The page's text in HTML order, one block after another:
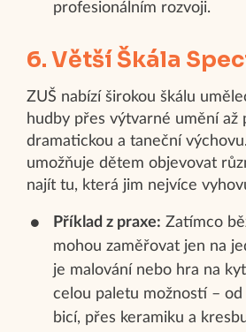
profesionálním rozvoji.
6. Větší Škála
ZUŠ nabízí širokou škálu
hudby přes výtvarné umění až
dramatickou a taneční
umožňuje dětem objevovat
najít tu, která jim nejvíce
Příklad z praxe: Zatímco
mohou zaměřovat jen na
je malování nebo hra na
celou paletu možností –
bicí, přes keramiku a